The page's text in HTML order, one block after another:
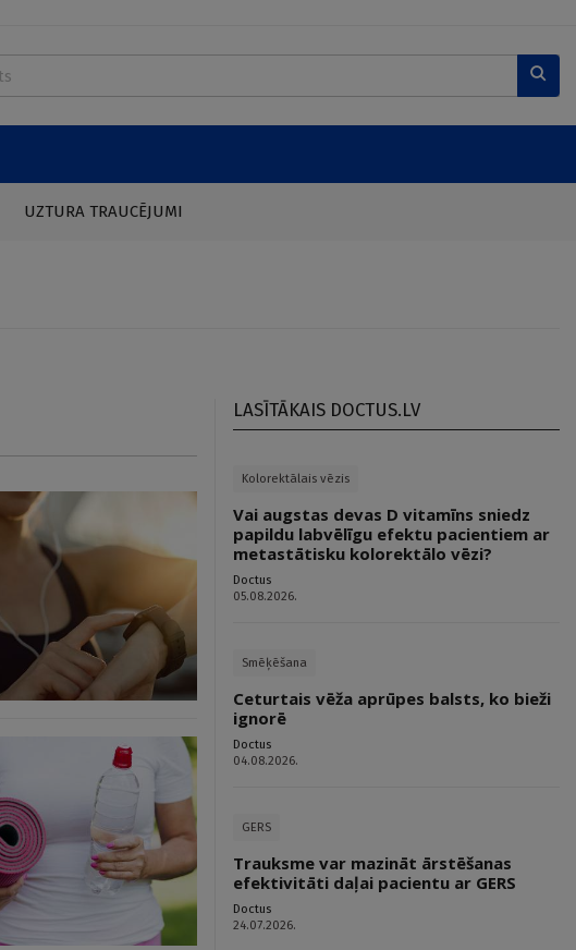
UZTURA TRAUCĒJUMI
LASĪTĀKAIS DOCTUS.LV
Kolorektālais vēzis
Vai augstas devas D vitamīns sniedz
papildu labvēlīgu efektu pacientiem ar
metastātisku kolorektālo vēzi?
Doctus
05.08.2026.
Smēķēšana
Ceturtais vēža aprūpes balsts, ko bieži
ignorē
Doctus
04.08.2026.
GERS
Trauksme var mazināt ārstēšanas
efektivitāti daļai pacientu ar GERS
Doctus
24.07.2026.